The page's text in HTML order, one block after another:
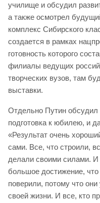
училище и обсудил
а также осмотрел
комплекс Сибирского
создается в рамках
готовность которого
филиалы ведущих
творческих вузов, там
выставки.
Отдельно Путин
подготовка к юбилею, и
«Результат очень
сами. Все, что строили,
делали своими силами. И
большое достижение,
поверили, потому что
своей жизни. И все, кто